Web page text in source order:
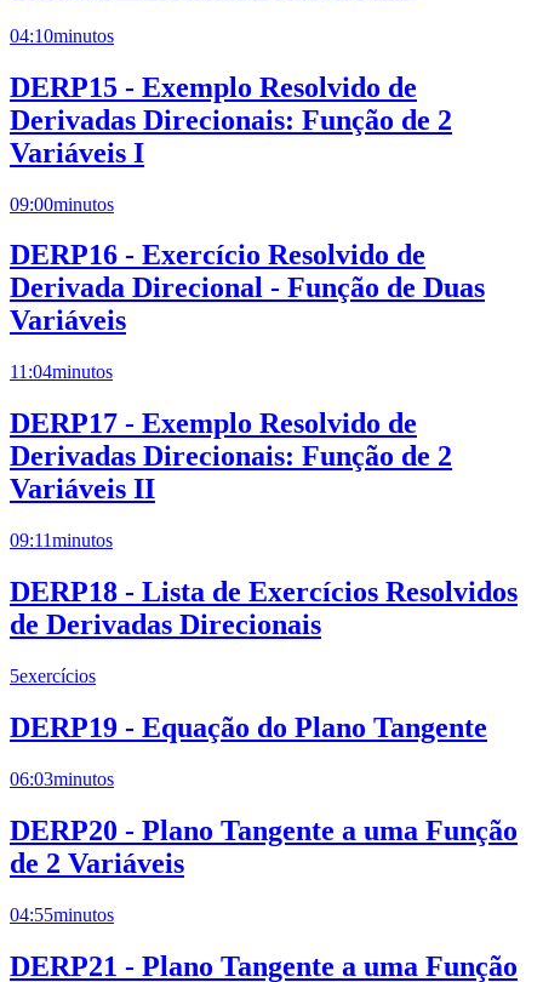
04:10minutos
DERP15 - Exemplo Resolvido de
Derivadas Direcionais: Função de 2
Variáveis I
09:00minutos
DERP16 - Exercício Resolvido de
Derivada Direcional - Função de Duas
Variáveis
11:04minutos
DERP17 - Exemplo Resolvido de
Derivadas Direcionais: Função de 2
Variáveis II
09:11minutos
DERP18 - Lista de Exercícios Resolvidos
de Derivadas Direcionais
5exercícios
DERP19 - Equação do Plano Tangente
06:03minutos
DERP20 - Plano Tangente a uma Função
de 2 Variáveis
04:55minutos
DERP21 - Plano Tangente a uma Função